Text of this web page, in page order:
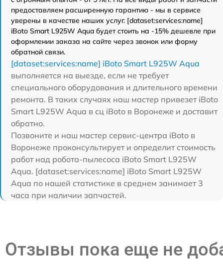
предоставляем расширенную гарантию - мы в сервисе
уверены в качестве наших услуг. [dataset:services:name]
iBoto Smart L925W Aqua будет стоить на -15% дешевле при
оформлении заказа на сайте через звонок или форму
обратной связи.
[dataset:services:name] iBoto Smart L925W Aqua
выполняется на выезде, если не требует
специального оборудования и длительного времени
ремонта. В таких случаях наш мастер привезет iBoto
Smart L925W Aqua в сц iBoto в Воронеже и доставит
обратно.
Позвоните и наш мастер сервис-центра iBoto в
Воронеже проконсультирует и определит стоимость
работ над робота-пылесоса iBoto Smart L925W
Aqua. [dataset:services:name] iBoto Smart L925W
Aqua по нашей статистике в среднем занимает 3
часа при наличии запчастей.
Отзывы пока еще не